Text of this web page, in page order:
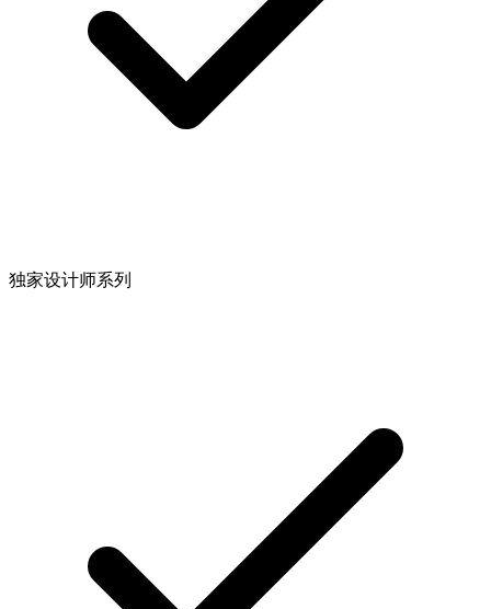
独家设计师系列